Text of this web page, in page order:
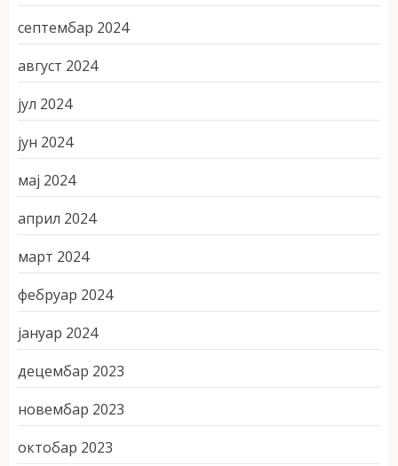
септембар 2024
август 2024
јул 2024
јун 2024
мај 2024
април 2024
март 2024
фебруар 2024
јануар 2024
децембар 2023
новембар 2023
октобар 2023